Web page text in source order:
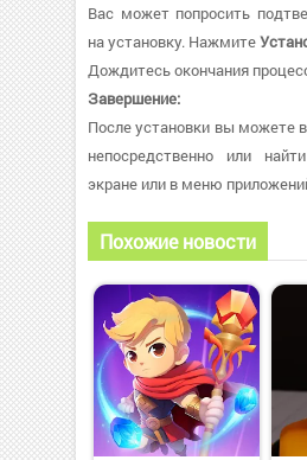
Вас может попросить
на установку. Нажмите
Дождитесь окончания
Завершение:
После установки вы можете
непосредственно или
экране или в меню
Похожие новости